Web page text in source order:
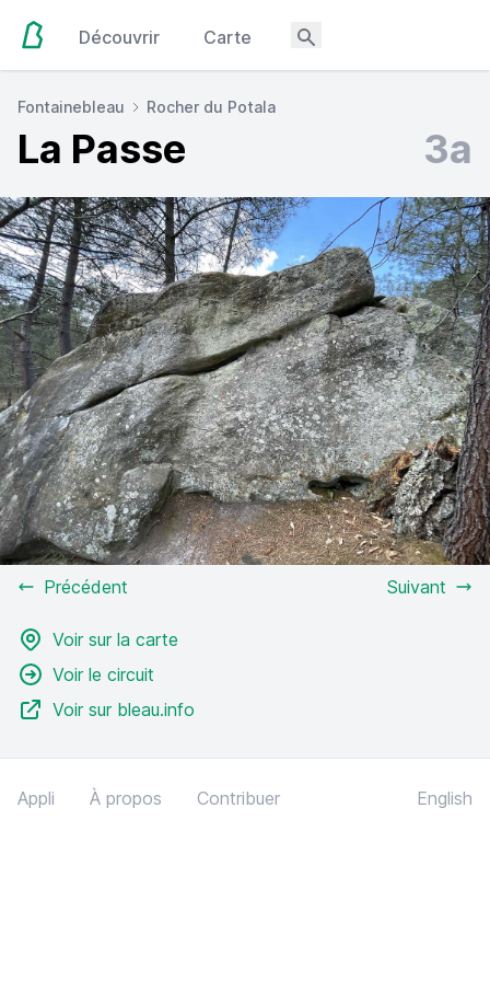
Découvrir Carte
Fontainebleau Rocher du Potala
La Passe 3a
Précédent Suivant
Voir sur la carte
Voir le circuit
Voir sur bleau.info
Appli À propos Contribuer English